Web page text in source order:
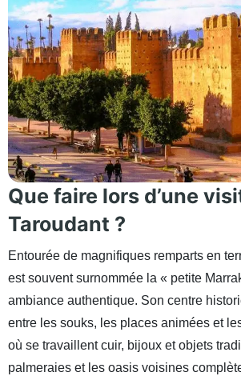
Que faire lors d’une
Taroudant ?
Entourée de magnifiques remparts en
est souvent surnommée la « petite
ambiance authentique. Son centre
entre les souks, les places animées et
où se travaillent cuir, bijoux et objets
palmeraies et les oasis voisines